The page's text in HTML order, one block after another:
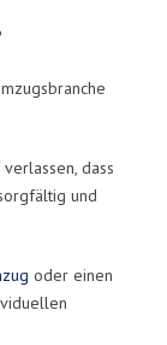
dass
und
oder einen